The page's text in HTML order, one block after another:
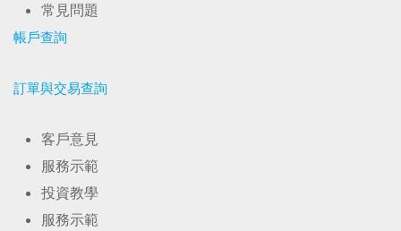
常見問題
帳戶查詢
訂單與交易查詢
客戶意見
服務示範
投資教學
服務示範